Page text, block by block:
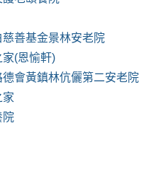
善基金景林安老院
(恩愉軒)
會黃鎮林伉儷第二安老院
家
院